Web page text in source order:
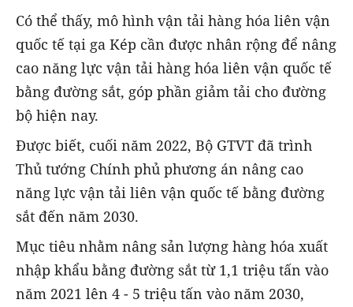
Có thể thấy, mô hình vận tải hàng hóa liên vận
quốc tế tại ga Kép cần được nhân rộng để nâng
cao năng lực vận tải hàng hóa liên vận quốc tế
bằng đường sắt, góp phần giảm tải cho đường
bộ hiện nay.
Được biết, cuối năm 2022, Bộ GTVT đã trình
Thủ tướng Chính phủ phương án nâng cao
năng lực vận tải liên vận quốc tế bằng đường
sắt đến năm 2030.
Mục tiêu nhằm nâng sản lượng hàng hóa xuất
nhập khẩu bằng đường sắt từ 1,1 triệu tấn vào
năm 2021 lên 4 - 5 triệu tấn vào năm 2030,